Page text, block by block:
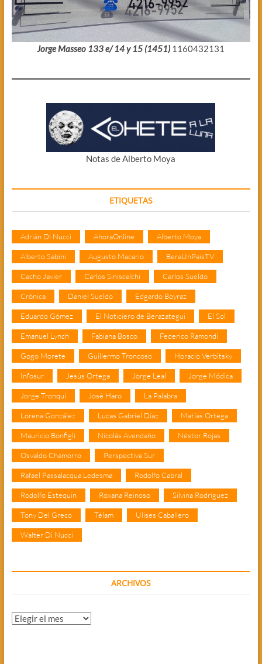
Jorge Masseo 133 e/ 14 y 15 (1451) 1160432131
Notas de Alberto Moya
ETIQUETAS
Adrián Di Nucci AhoraOnline Alberto Moya
Alberto Sabini Augusto Macario BeraUnPaisTV
Cacho Javier Carlos Siniscalchi Carlos Sueldo
Crónica Daniel Sueldo Edgardo Boyraz
Eduardo Gómez El Noticiero de Berazategui El Sol
Emanuel Lynch Fabiana Bosco Federico Ramondi
Gogo Morete Guillermo Troncoso Horacio Verbitsky
Infosur Jesús Ortega Jorge Leal Jorge Módica
Jorge Tronqui José Haro La Palabra
Lorena González Lucas Gabriel Díaz Matías Ortega
Mauricio Bonfigli Nicolás Avendaño Néstor Rojas
Osvaldo Chamorro Perspectiva Sur
Rafael Passalacqua Ledesma Rodolfo Cabral
Rodolfo Estequin Roxana Reinoso Silvina Rodríguez
Tony Del Greco Télam Ulises Caballero
Walter Di Nucci
ARCHIVOS
Archivos